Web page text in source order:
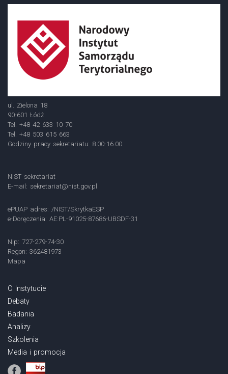
ul. Zielona 18
90-601 Łódź
Tel. +48 42 633 10 70
Tel. +48 503 615 663
Godziny pracy sekretariatu: 8.00-16.00
NIST sekretariat
E-mail: sekretariat@nist.gov.pl
ePUAP adres: /NIST/SkrytkaESP
e-Doręczenia: AE:PL-91025-87686-UBSDF-31
Nip: 727-279-74-30
Regon: 362481973
Mapa
O Instytucie
Debaty
Badania
Analizy
Szkolenia
Media i promocja